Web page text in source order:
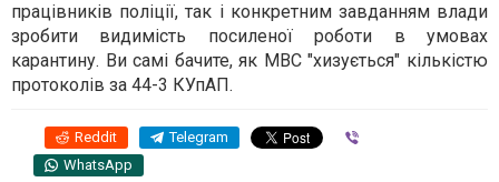
працівників поліції, так і конкретним завданням влади
зробити видимість посиленої роботи в умовах
карантину. Ви самі бачите, як МВС "хизується" кількістю
протоколів за 44-3 КУпАП.
Reddit Telegram
WhatsApp